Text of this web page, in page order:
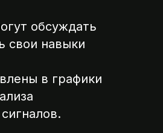
обсуждать
свои навыки
в графики